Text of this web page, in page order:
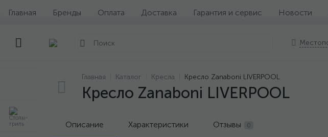
Главная Бренды Оплата Доставка Гарантия и сервис Новости
Главная Каталог Кресла Кресло Zanaboni LIVERPOOL
Кресло Zanaboni LIVERPOOL
Описание Характеристики Отзывы 0